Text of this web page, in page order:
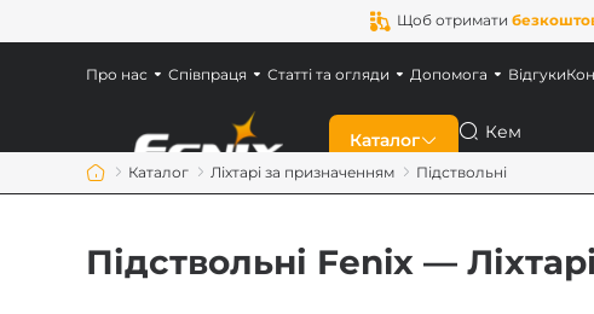
Щоб отримати
Каталог Пошук
Про нас Співпраця Статті та огляди Допомога Відгуки
Каталог Ліхтарі за призначенням Підствольні
Підствольні Fenix —